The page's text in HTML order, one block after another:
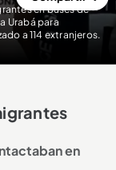
en buses de
Urabá para
a 114 extranjeros.
en